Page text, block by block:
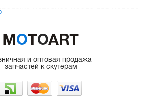
моторное масло для мопеда
успешных инноваций. Каждая такая
международные сертификаты
мототехники.
стоит понимать, что качественное
способна вывести силовую
практически сразу же после
и оптовая продажа
запчастей к скутерам